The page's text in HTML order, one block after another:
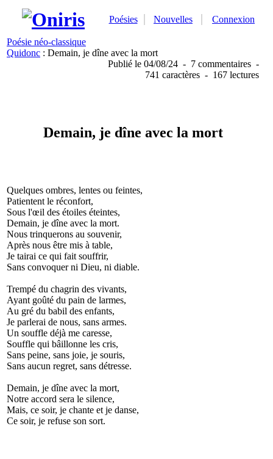
Poésies Nouvelles Connexion
Poésie néo-classique
Quidonc : Demain, je dîne avec la mort
Publié le 04/08/24 - 7 commentaires -
741 caractères - 167 lectures
Demain, je dîne avec la mort
Quelques ombres, lentes ou feintes,
Patientent le réconfort,
Sous l'œil des étoiles éteintes,
Demain, je dîne avec la mort.
Nous trinquerons au souvenir,
Après nous être mis à table,
Je tairai ce qui fait souffrir,
Sans convoquer ni Dieu, ni diable.
Trempé du chagrin des vivants,
Ayant goûté du pain de larmes,
Au gré du babil des enfants,
Je parlerai de nous, sans armes.
Un souffle déjà me caresse,
Souffle qui bâillonne les cris,
Sans peine, sans joie, je souris,
Sans aucun regret, sans détresse.
Demain, je dîne avec la mort,
Notre accord sera le silence,
Mais, ce soir, je chante et je danse,
Ce soir, je refuse son sort.